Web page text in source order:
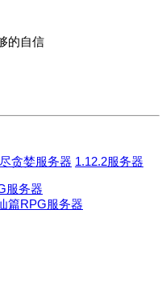
的自信
贪婪服务器 1.12.2服务器
服务器
篇RPG服务器